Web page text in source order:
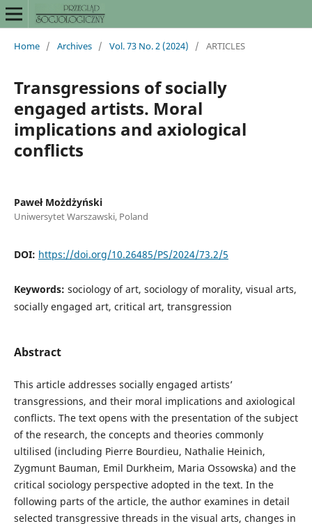
Home / Archives / Vol. 73 No. 2 (2024) / ARTICLES
Transgressions of socially
engaged artists. Moral
implications and axiological
conflicts
Paweł Możdżyński
Uniwersytet Warszawski, Poland
DOI: https://doi.org/10.26485/PS/2024/73.2/5
Keywords: sociology of art, sociology of morality, visual arts,
socially engaged art, critical art, transgression
Abstract
This article addresses socially engaged artists’
transgressions, and their moral implications and axiological
conflicts. The text opens with the presentation of the subject
of the research, the concepts and theories commonly
ultilised (including Pierre Bourdieu, Nathalie Heinich,
Zygmunt Bauman, Emil Durkheim, Maria Ossowska) and the
critical sociology perspective adopted in the text. In the
following parts of the article, the author examines in detail
selected transgressive threads in the visual arts, changes in